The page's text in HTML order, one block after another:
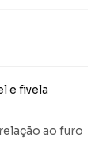
e fivela
ao furo